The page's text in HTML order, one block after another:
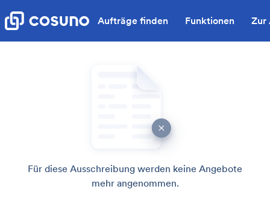
Aufträge finden Funktionen Zur
Für diese Ausschreibung werden keine Angebote
mehr angenommen.